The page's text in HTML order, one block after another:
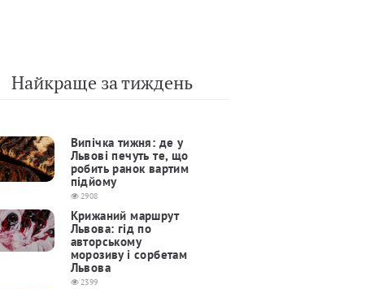
Найкраще за тиждень
Випічка тижня: де у
Львові печуть те, що
робить ранок вартим
підйому
2908
Крижаний маршрут
Львова: гід по
авторському
морозиву і сорбетам
Львова
2399